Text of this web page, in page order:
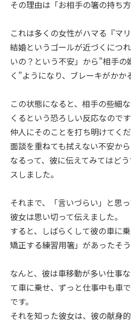
その理由は「お相手の箸の持ち方
これは多くの女性がハマる『マ
結婚というゴールが近づくにつ
いの？という不安」から”相手
く”ようになり、ブレーキがかか
この状態になると、相手の些細
くるという恐ろしい反応なので
仲人にそのことを打ち明けてくだ
面談を重ねても拭えない不安か
なるって、彼に伝えてみてはど
スしました。
それまで、「言いづらい」と思
彼女は思い切って伝えました。
すると、しばらくして彼の車に
矯正する練習用箸」があったそう
なんと、彼は車移動が多い仕事
て車に乗せ、ずっと仕事中も車
です。
それを知った彼女は、彼の献身